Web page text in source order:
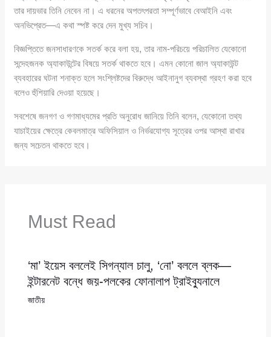
তার দায়ভার তিনি নেবেন না। এ ধরনের অপতৎপরতা সম্পূর্ণভাবে বেআইনি এবং
অনভিপ্রেত—এ কথা স্পষ্ট করে দেন মুখ্য সচিব।
বিজ্ঞপ্তিতে জনসাধারণকে সতর্ক করে বলা হয়, তার নাম-পরিচয়ে পরিচালিত যেকোনো
সন্দেহজনক অ্যাকাউন্টের বিষয়ে সতর্ক থাকতে হবে। এমন কোনো জাল অ্যাকাউন্ট
ব্যবহারের ঘটনা শনাক্ত হলে সংশ্লিষ্টদের বিরুদ্ধে আইনানুগ ব্যবস্থা গ্রহণ করা হবে
বলেও হুঁশিয়ারি দেওয়া হয়েছে।
সবশেষে জনগণ ও গণমাধ্যমের প্রতি অনুরোধ জানিয়ে তিনি বলেন, যেকোনো তথ্য
যাচাইয়ের ক্ষেত্রে কেবলমাত্র অফিসিয়াল ও নির্ভরযোগ্য সূত্রের ওপর আস্থা রাখার
জন্য সচেতন থাকতে হবে।
Must Read
‘মা’ ইয়েস বললেই সিগন্যাল চালু, ‘নো’ বললে ব্লক—
ইন্টারনেট বন্ধে জয়-পলকের ফোনালাপ ট্রাইব্যুনালে
জাতীয়